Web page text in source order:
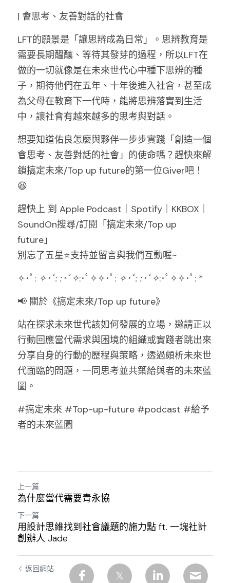
| 會思考、友善對話的社會
LFT的願景是「讓思辨成為日常」。思辨教育是
需要長期醞釀、等待其發芽的過程，所以LFT在
做的一切就像是在未來世代心中種下思辨的種
子，期待他們在五年、十年後進入社會，甚至成
為父母在教育下一代時，能將思辨落實到生活
中，讓社會有越來越多的思考與對話。
想要知道佑良怎麼與夥伴一步步實踐「創造一個
會思考、友善對話的社會」的使命嗎？趕快來解
鎖搞定未來/Top up future的第一位Giver吧！
😆
趕快上 到 Apple Podcast｜Spotify｜KKBOX｜
SoundOn搜尋/訂閱「搞定未來/Top up
future」
別忘了五星⭐支持並留言與我們互動喔~
✧･ﾟ: ✧･ﾟ: :･ﾟ✧:･ﾟ✧✧･ﾟ: ✧･ﾟ: :･ﾟ✧:･ﾟ✧✧･ﾟ: *
📢 關於《搞定未來/Top up future》
站在探求未來世代該如何發展的立場，邀請正以
行動回應當代需求與困境的組織或實踐者跳出來
分享自身的行動的歷程與策略，透過頗析未來世
代面臨的問題，一同思考並共築給與者的未來藍
圖。
#搞定未來 #Top-up-future #podcast #給予
者的未來藍圖
上一篇
為什麼當代需要青永協
下一篇
用設計思維找到社會議題的施力點 ft. 一塊社計
創辦人 Jade
返回網站